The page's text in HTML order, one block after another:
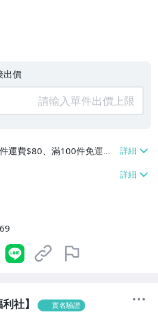
出價
運費$80、滿100件免運
社】 實名驗證